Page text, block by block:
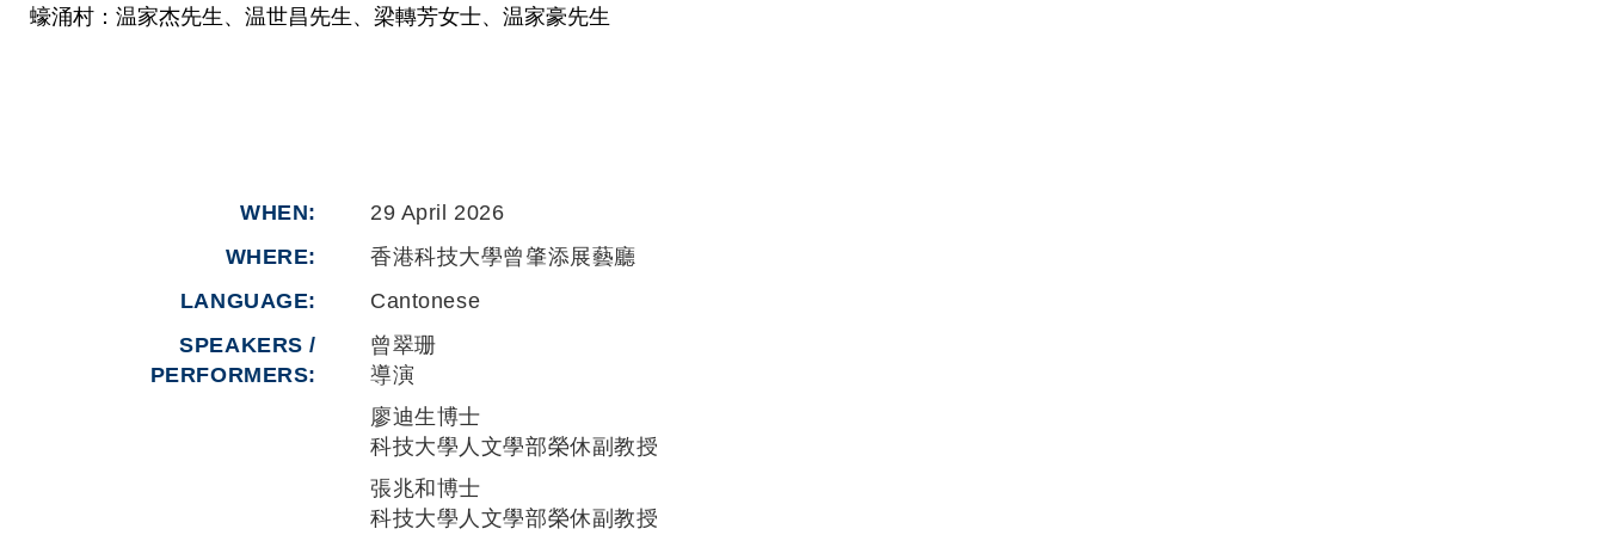
蠔涌村：温家杰先生、温世昌先生、梁轉芳女士、温家豪先生
WHEN
29 April 2026
WHERE
香港科技大學曾肇添展藝廳
LANGUAGE
Cantonese
SPEAKERS /
PERFORMERS:
曾翠珊
導演
廖迪生博士
科技大學人文學部榮休副教授
張兆和博士
科技大學人文學部榮休副教授